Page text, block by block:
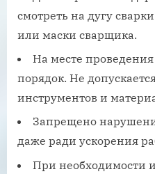
смотреть на дугу
или маски сварщика.
На месте
порядок. Не
инструментов и
Запрещено
даже ради ускорения
При необходимости